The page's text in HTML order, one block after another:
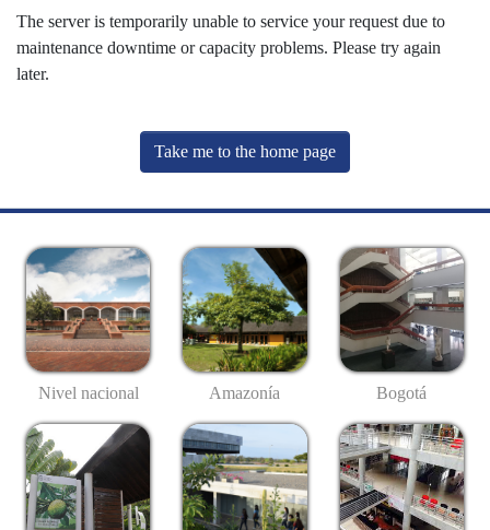
The server is temporarily unable to service your request due to
maintenance downtime or capacity problems. Please try again
later.
Take me to the home page
Nivel nacional Amazonía Bogotá